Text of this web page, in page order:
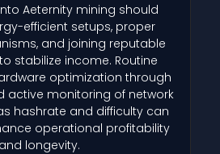
Aeternity mining should
efficient setups, proper
and joining reputable
stabilize income. Routine
optimization through
active monitoring of network
hashrate and difficulty can
operational profitability
and longevity.